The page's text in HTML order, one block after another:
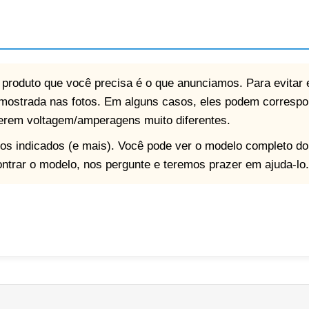
que você precisa é o que anunciamos. Para evitar
nas fotos. Em alguns casos, eles podem
voltagem/amperagens muito diferentes.
indicados (e mais). Você pode ver o modelo completo
o modelo, nos pergunte e teremos prazer em ajuda-lo.